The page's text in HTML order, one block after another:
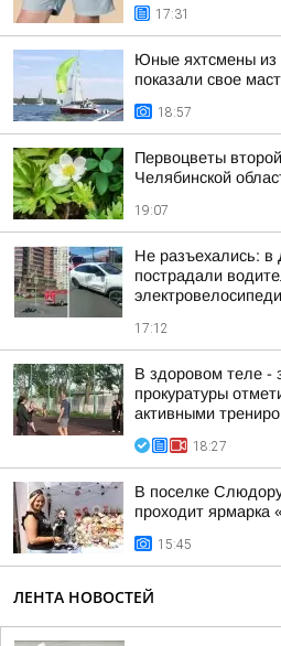
17:31
Юные яхтсмены из
показали свое
18:57
Первоцветы
Челябинской
19:07
Не разъехались: в
пострадали
17:12
В здоровом теле -
прокуратуры
активными
18:27
В поселке
проходит ярмарка
15:45
ЛЕНТА НОВОСТЕЙ